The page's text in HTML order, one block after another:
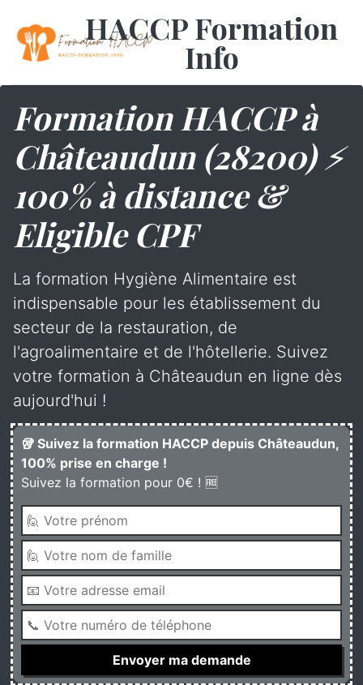
HACCP Formation
Info
Formation HACCP à
Châteaudun (28200) ⚡
100% à distance &
Eligible CPF
La formation Hygiène Alimentaire est
indispensable pour les établissement du
secteur de la restauration, de
l'agroalimentaire et de l'hôtellerie. Suivez
votre formation à Châteaudun en ligne dès
aujourd'hui !
🥡 Suivez la formation HACCP depuis Châteaudun,
100% prise en charge !
Suivez la formation pour 0€ ! 🆓